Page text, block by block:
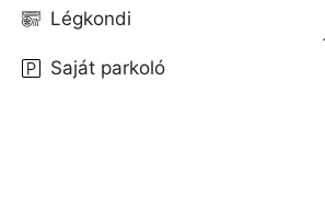
Légkondi
Saját parkoló